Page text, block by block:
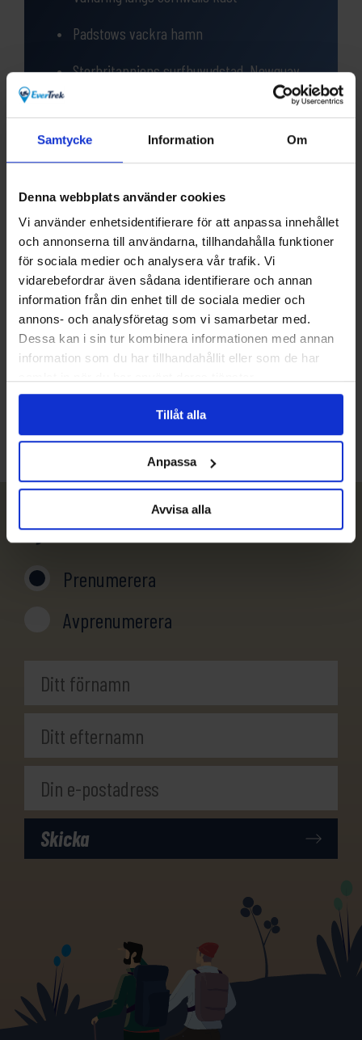
Samtycke Information Om
Denna webbplats använder cookies
Vi använder enhetsidentifierare för att anpassa innehållet
och annonserna till användarna, tillhandahålla funktioner
för sociala medier och analysera vår trafik. Vi
vidarebefordrar även sådana identifierare och annan
information från din enhet till de sociala medier och
annons- och analysföretag som vi samarbetar med.
Dessa kan i sin tur kombinera informationen med annan
information som du har tillhandahållit eller som de har
Tillåt alla
Anpassa
Avvisa alla
Padstows vackra hamn
Storbritanniens surfhuvudstad, Newquay
Fantastiska vikar och stränder
Frågor?
Har du funderingar eller vill veta mer om denna
produkt? Ring oss!
031-301 18 18
info@evertrek.se
Nyhetsbrev
Prenumerera
Avprenumerera